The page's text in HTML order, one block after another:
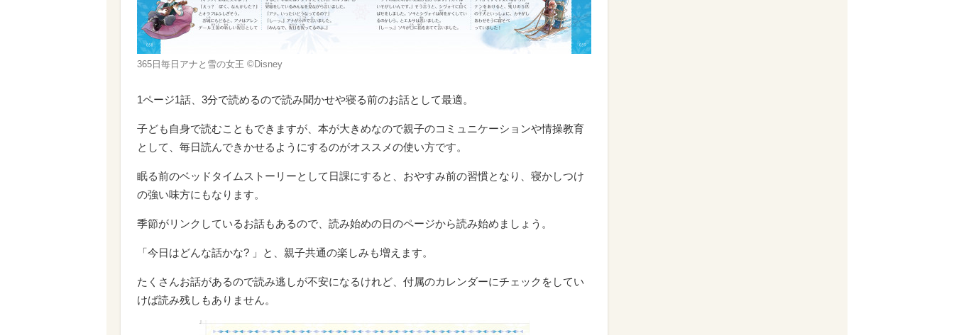
365日毎日アナと雪の女王 ©Disney
1ページ1話、3分で読めるので読み聞かせや寝る前のお話として最適。
子ども自身で読むこともできますが、本が大きめなので親子のコミュニケーションや情操教育
として、毎日読んできかせるようにするのがオススメの使い方です。
眠る前のベッドタイムストーリーとして日課にすると、おやすみ前の習慣となり、寝かしつけ
の強い味方にもなります。
季節がリンクしているお話もあるので、読み始めの日のページから読み始めましょう。
「今日はどんな話かな? 」と、親子共通の楽しみも増えます。
たくさんお話があるので読み逃しが不安になるけれど、付属のカレンダーにチェックをしてい
けば読み残しもありません。